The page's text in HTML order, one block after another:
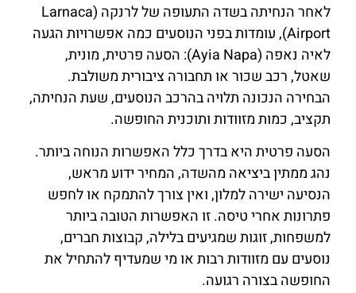
לאחר הנחיתה בשדה התעופה של לרנקה (Larnaca
Airport), עומדות בפני הנוסעים כמה אפשרויות הגעה
לאיה נאפה (Ayia Napa): הסעה פרטית, מונית,
שאטל, רכב שכור או תחבורה ציבורית משולבת.
הבחירה הנכונה תלויה בהרכב הנוסעים, שעת הנחיתה,
תקציב, כמות מזוודות ותוכנית החופשה.
הסעה פרטית היא בדרך כלל האפשרות הנוחה ביותר.
נהג ממתין ביציאה מהשדה, המחיר ידוע מראש,
הנסיעה ישירה למלון, ואין צורך להתמקח או לחפש
פתרונות אחרי טיסה. זו האפשרות הטובה ביותר
למשפחות, זוגות שמגיעים בלילה, קבוצות חברים,
נוסעים עם מזוודות רבות או מי שמעדיף להתחיל את
החופשה בצורה רגועה.